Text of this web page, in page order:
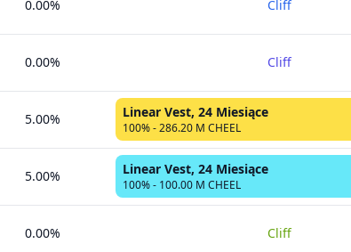
0.00% Cliff
0.00% Cliff
5.00% Linear Vest, 24 Miesiące
100% - 286.20 M CHEEL
5.00% Linear Vest, 24 Miesiące
100% - 100.00 M CHEEL
0.00% Cliff